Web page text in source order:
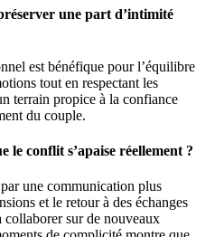
une part d’intimité
est bénéfique pour l’équilibre
tout en respectant les
terrain propice à la confiance
du couple.
le conflit s’apaise réellement ?
une communication plus
et le retour à des échanges
sur de nouveaux